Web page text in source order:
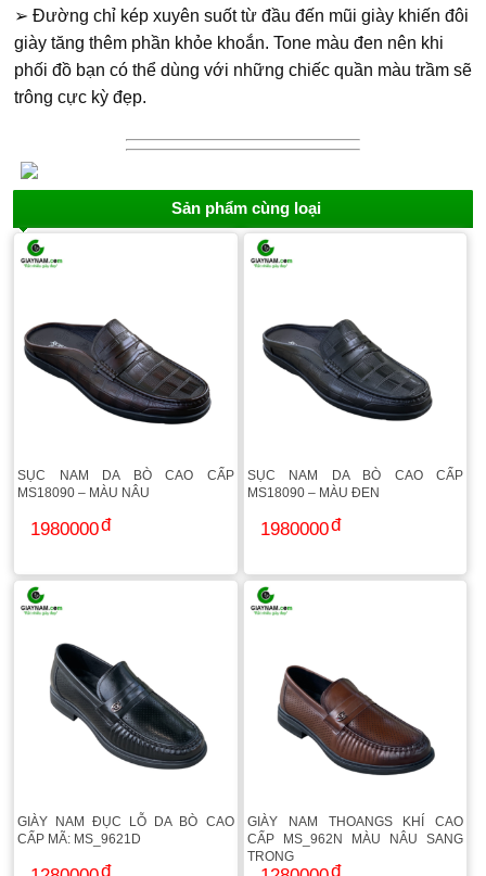
➢ Đường chỉ kép xuyên suốt từ đầu đến mũi giày khiến đôi
giày tăng thêm phần khỏe khoắn. Tone màu đen nên khi
phối đồ bạn có thể dùng với những chiếc quần màu trầm sẽ
trông cực kỳ đẹp.
Sản phẩm cùng loại
SỤC NAM DA BÒ CAO CẤP
MS18090 – MÀU NÂU
1980000
SỤC NAM DA BÒ CAO CẤP
MS18090 – MÀU ĐEN
1980000
GIÀY NAM ĐỤC LỖ DA BÒ CAO
CẤP MÃ: MS_9621D
GIÀY NAM THOANGS KHÍ CAO
CẤP MS_962N MÀU NÂU SANG
TRỌNG